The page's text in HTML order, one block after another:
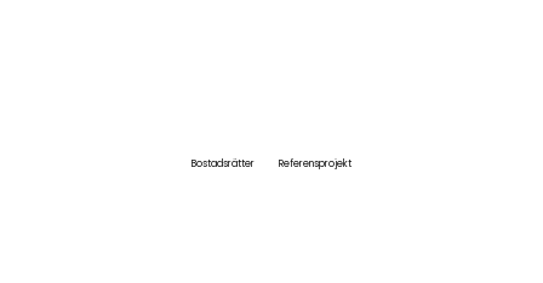
Bostadsrätter Referensprojekt